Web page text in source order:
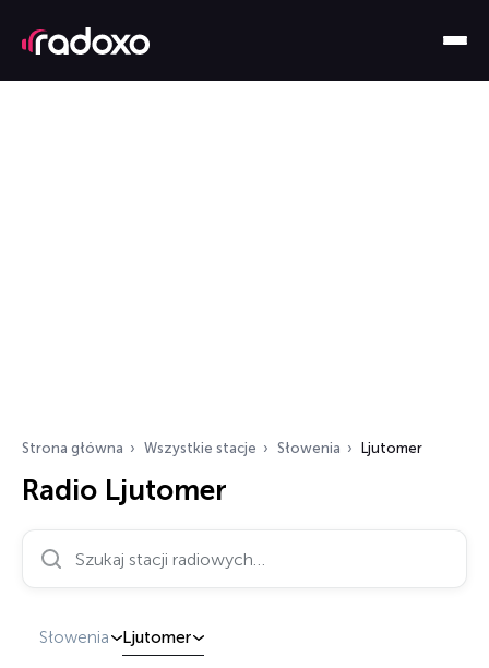
Strona główna Wszystkie stacje Słowenia Ljutomer
Radio Ljutomer
Szukaj stacji radiowych…
Słowenia Ljutomer